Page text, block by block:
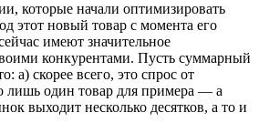
которые начали оптимизировать
этот новый товар с момента его
имеют значительное
конкурентами. Пусть суммарный
а) скорее всего, это спрос от
лишь один товар для примера — а
выходит несколько десятков, а то и